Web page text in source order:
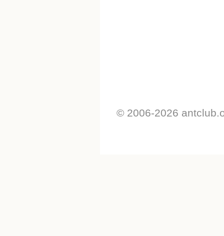
© 2006-2026